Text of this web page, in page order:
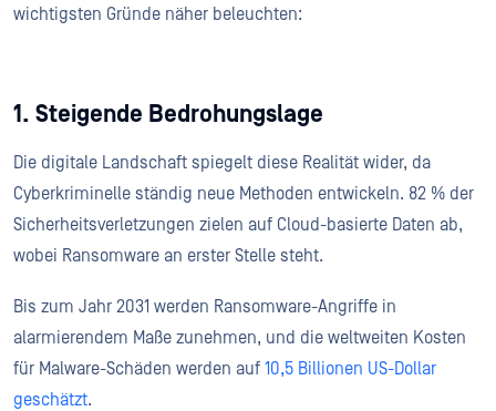
wichtigsten Gründe näher beleuchten:
1. Steigende Bedrohungslage
Die digitale Landschaft spiegelt diese Realität wider, da
Cyberkriminelle ständig neue Methoden entwickeln. 82 % der
Sicherheitsverletzungen zielen auf Cloud-basierte Daten ab,
wobei Ransomware an erster Stelle steht.
Bis zum Jahr 2031 werden Ransomware-Angriffe in
alarmierendem Maße zunehmen, und die weltweiten Kosten
für Malware-Schäden werden auf 10,5 Billionen US-Dollar
geschätzt.